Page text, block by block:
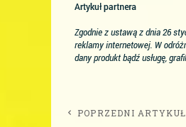
POPRZEDNI ARTYKUŁ